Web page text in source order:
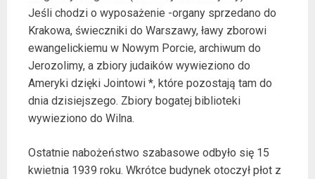
Jeśli chodzi o wyposażenie -organy sprzedano do
Krakowa, świeczniki do Warszawy, ławy zborowi
ewangelickiemu w Nowym Porcie, archiwum do
Jerozolimy, a zbiory judaików wywieziono do
Ameryki dzięki Jointowi *, które pozostają tam do
dnia dzisiejszego. Zbiory bogatej biblioteki
wywieziono do Wilna.
Ostatnie nabożeństwo szabasowe odbyło się 15
kwietnia 1939 roku. Wkrótce budynek otoczył płot z